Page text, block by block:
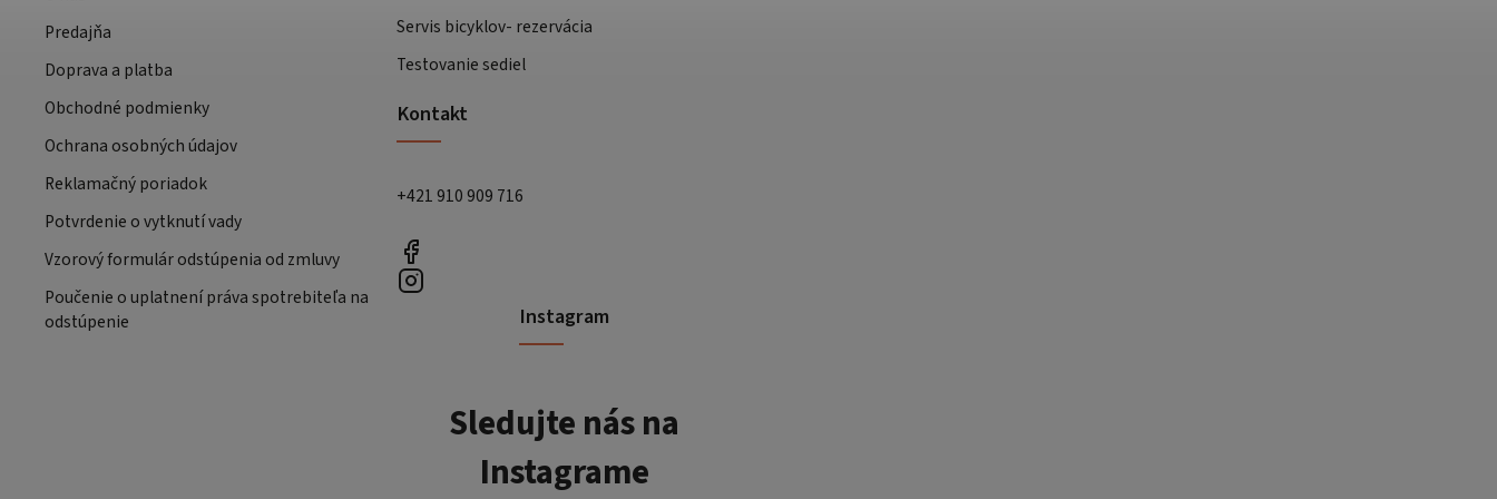
Predajňa
Doprava a platba
Obchodné podmienky
Ochrana osobných údajov
Reklamačný poriadok
Potvrdenie o vytknutí vady
Vzorový formulár odstúpenia od zmluvy
Poučenie o uplatnení práva spotrebiteľa na
odstúpenie
Servis bicyklov- rezervácia
Testovanie sediel
Kontakt
+421 910 909 716
Instagram
Sledujte nás na
Instagrame